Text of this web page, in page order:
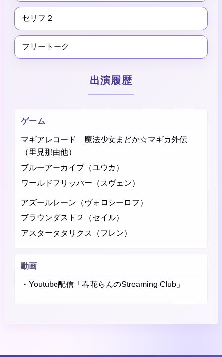
セリフ２
フリートーク
出演履歴
ゲーム
マギアレコード 魔法少女まどか☆マギカ外伝
（里見那由他）
ブルーアーカイブ（ユウカ）
ワールドフリッパー（スヴェン）
アズールレーン（ヴォロシーロフ）
ブラウンダスト２（セイル）
アスタータタリクス（フレン）
動画
・Youtube配信「春花らんのStreaming Club」